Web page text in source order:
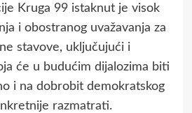
Kruga 99 istaknut je visok
i obostranog uvažavanja za
stavove, uključujući i
će u budućim dijalozima biti
i na dobrobit demokratskog
razmatrati.